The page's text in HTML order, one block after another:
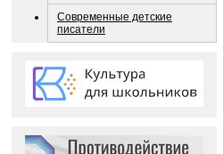
Современные детские
писатели